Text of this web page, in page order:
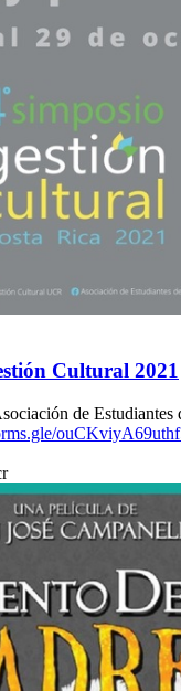
Cultural 2021
de